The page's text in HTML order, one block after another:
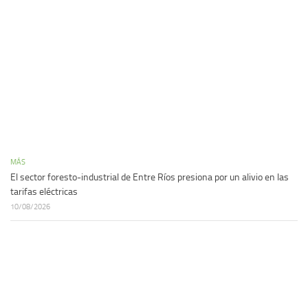
MÁS
El sector foresto-industrial de Entre Ríos presiona por un alivio en las
tarifas eléctricas
10/08/2026